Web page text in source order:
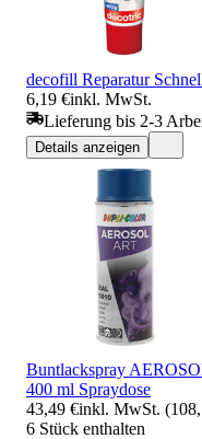
decofill Reparatur
6,19 €inkl. MwSt.
Lieferung bis 2-3
Details anzeigen
Buntlackspray
400 ml Spraydose
43,49 €inkl. MwSt.
6 Stück enthalten